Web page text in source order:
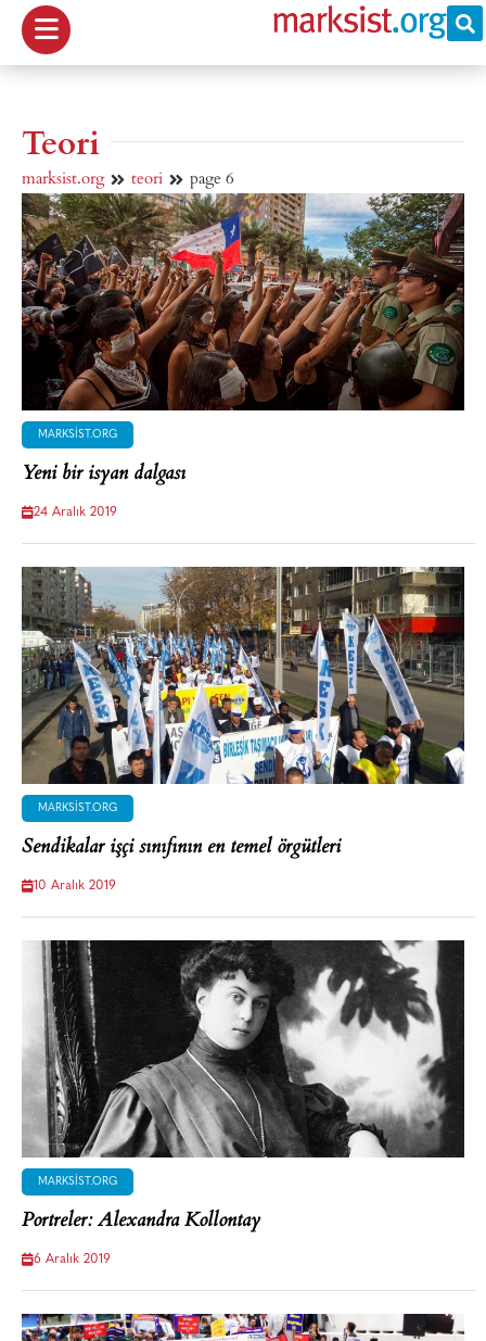
Teori
marksist.org teori page 6
MARKSIST.ORG
Yeni bir isyan dalgası
24 Aralık 2019
MARKSIST.ORG
Sendikalar işçi sınıfının en temel örgütleri
10 Aralık 2019
MARKSIST.ORG
Portreler: Alexandra Kollontay
6 Aralık 2019